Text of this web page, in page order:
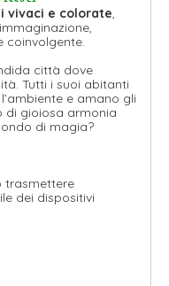
vivaci e colorate,
coinvolgente.
città dove
Tutti i suoi abitanti
e amano gli
di gioiosa armonia
di magia?
trasmettere
dei dispositivi